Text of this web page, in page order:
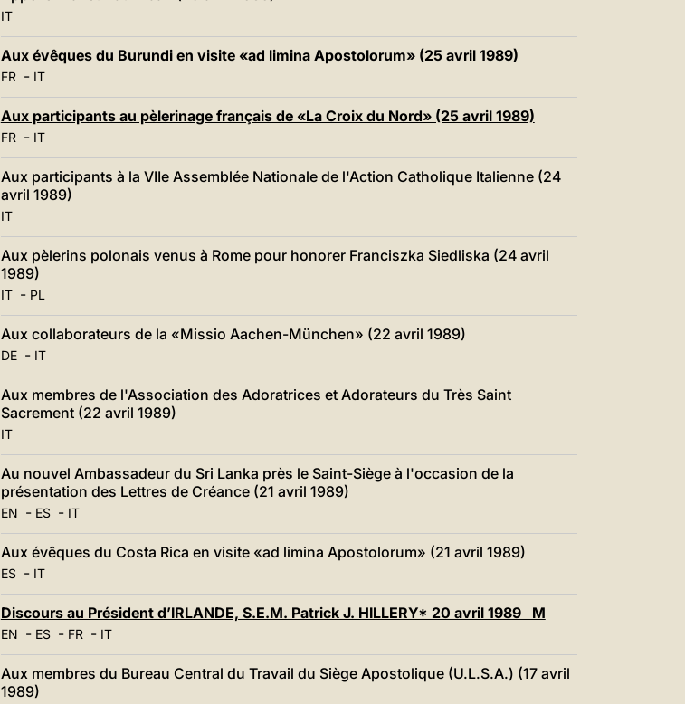
IT
Aux évêques du Burundi en visite «ad limina Apostolorum» (25 avril 1989)
FR- IT
Aux participants au pèlerinage français de «La Croix du Nord» (25 avril 1989)
FR- IT
Aux participants à la VIIe Assemblée Nationale de l'Action Catholique Italienne (24
avril 1989)
IT
Aux pèlerins polonais venus à Rome pour honorer Franciszka Siedliska (24 avril
1989)
IT- PL
Aux collaborateurs de la «Missio Aachen-München» (22 avril 1989)
DE- IT
Aux membres de l'Association des Adoratrices et Adorateurs du Très Saint
Sacrement (22 avril 1989)
IT
Au nouvel Ambassadeur du Sri Lanka près le Saint-Siège à l'occasion de la
présentation des Lettres de Créance (21 avril 1989)
EN - ES- IT
Aux évêques du Costa Rica en visite «ad limina Apostolorum» (21 avril 1989)
ES- IT
Discours au Président d’IRLANDE, S.E.M. Patrick J. HILLERY* 20 avril 1989 M
EN - ES- FR- IT
Aux membres du Bureau Central du Travail du Siège Apostolique (U.L.S.A.) (17 avril
1989)